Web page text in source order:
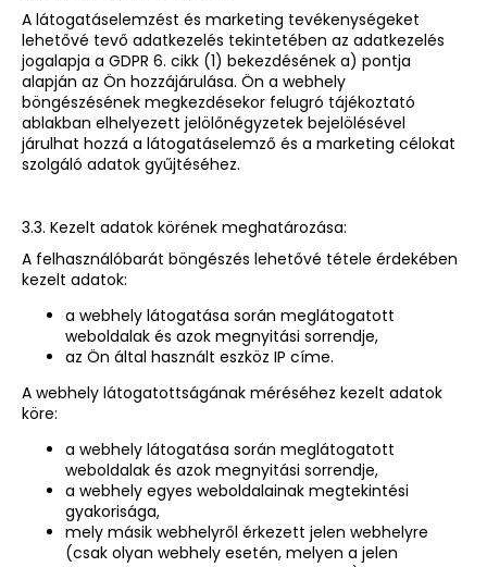
A látogatáselemzést és marketing tevékenységeket
lehetővé tevő adatkezelés tekintetében az adatkezelés
jogalapja a GDPR 6. cikk (1) bekezdésének a) pontja
alapján az Ön hozzájárulása. Ön a webhely
böngészésének megkezdésekor felugró tájékoztató
ablakban elhelyezett jelölőnégyzetek bejelölésével
járulhat hozzá a látogatáselemző és a marketing célokat
szolgáló adatok gyűjtéséhez.
3.3. Kezelt adatok körének meghatározása:
A felhasználóbarát böngészés lehetővé tétele érdekében
kezelt adatok:
a webhely látogatása során meglátogatott
weboldalak és azok megnyitási sorrendje,
az Ön által használt eszköz IP címe.
A webhely látogatottságának méréséhez kezelt adatok
köre:
a webhely látogatása során meglátogatott
weboldalak és azok megnyitási sorrendje,
a webhely egyes weboldalainak megtekintési
gyakorisága,
mely másik webhelyről érkezett jelen webhelyre
(csak olyan webhely esetén, melyen a jelen